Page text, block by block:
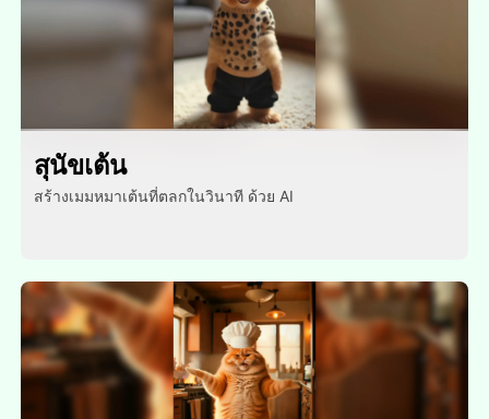
สุนัขเต้น
สร้างเมมหมาเต้นที่ตลกในวินาที ด้วย AI